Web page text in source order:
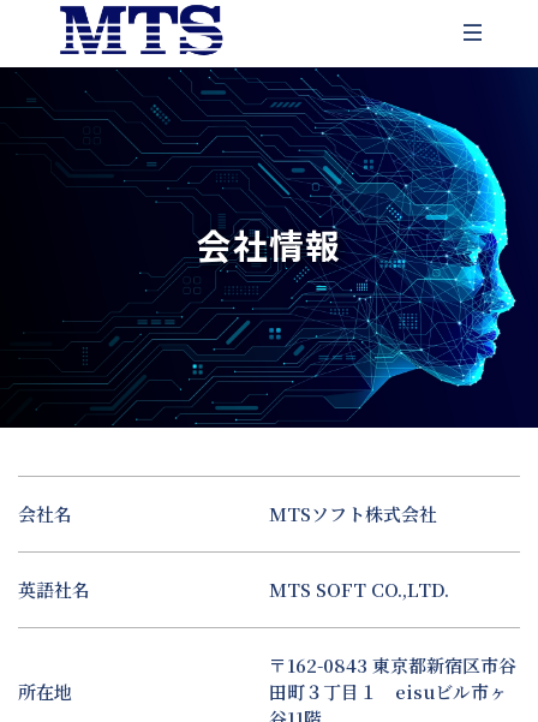
ホーム
会社概要
経営理念
会社沿革
楽活日本
SALESMAN
事業内容
SES・派遣事業
採用情報
お問い合わせ
会社情報
会社名 MTSソフト株式会社
英語社名 MTS SOFT CO.,LTD.
所在地
〒162-0843 東京都新宿区市谷
田町３丁目１ eisuビル市ヶ